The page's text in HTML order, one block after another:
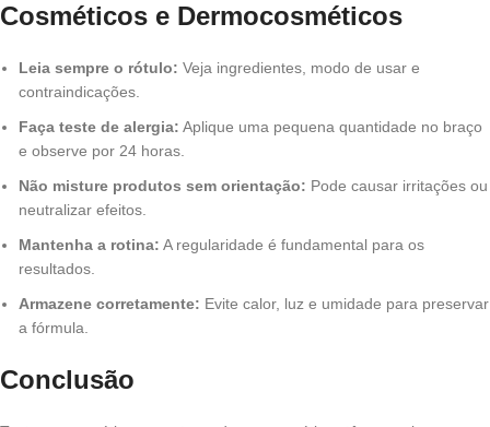
Cosméticos e Dermocosméticos
Leia sempre o rótulo: Veja ingredientes, modo de usar e
contraindicações.
Faça teste de alergia: Aplique uma pequena quantidade no braço
e observe por 24 horas.
Não misture produtos sem orientação: Pode causar irritações ou
neutralizar efeitos.
Mantenha a rotina: A regularidade é fundamental para os
resultados.
Armazene corretamente: Evite calor, luz e umidade para preservar
a fórmula.
Conclusão